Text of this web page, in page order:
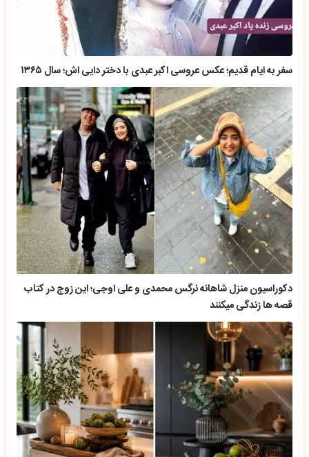
سفر به ایام قدیم؛ عکس عروسی اکبر عبدی با دختر دایی اش؛ سال ۱۳۶۵
دکوراسیون منزل شاهانه نرگس محمدی و علی اوجی؛ این زوج در کتاب
قصه ها زندگی میکنند